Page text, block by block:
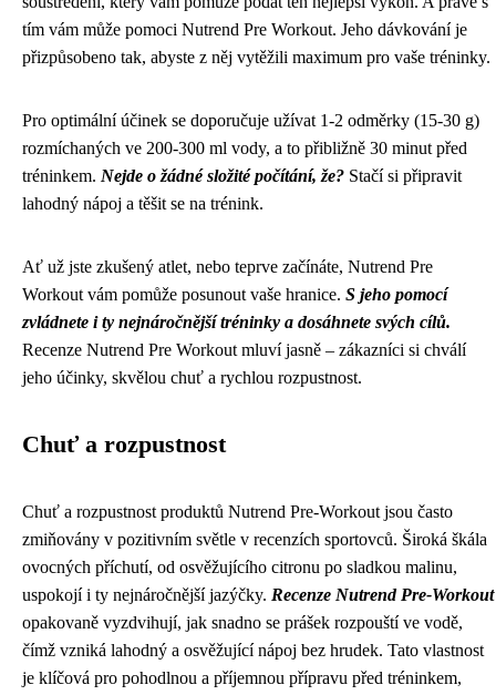
tím vám může pomoci Nutrend Pre Workout. Jeho dávkování je
přizpůsobeno tak, abyste z něj vytěžili maximum pro vaše tréninky.
Pro optimální účinek se doporučuje užívat 1-2 odměrky (15-30 g)
rozmíchaných ve 200-300 ml vody, a to přibližně 30 minut před
tréninkem. Nejde o žádné složité počítání, že? Stačí si připravit
lahodný nápoj a těšit se na trénink.
Ať už jste zkušený atlet, nebo teprve začínáte, Nutrend Pre
Workout vám pomůže posunout vaše hranice. S jeho pomocí
zvládnete i ty nejnáročnější tréninky a dosáhnete svých cílů.
Recenze Nutrend Pre Workout mluví jasně – zákazníci si chválí
jeho účinky, skvělou chuť a rychlou rozpustnost.
Chuť a rozpustnost
Chuť a rozpustnost produktů Nutrend Pre-Workout jsou často
zmiňovány v pozitivním světle v recenzích sportovců. Široká škála
ovocných příchutí, od osvěžujícího citronu po sladkou malinu,
uspokojí i ty nejnáročnější jazýčky. Recenze Nutrend Pre-Workout
opakovaně vyzdvihují, jak snadno se prášek rozpouští ve vodě,
čímž vzniká lahodný a osvěžující nápoj bez hrudek. Tato vlastnost
je klíčová pro pohodlnou a příjemnou přípravu před tréninkem,